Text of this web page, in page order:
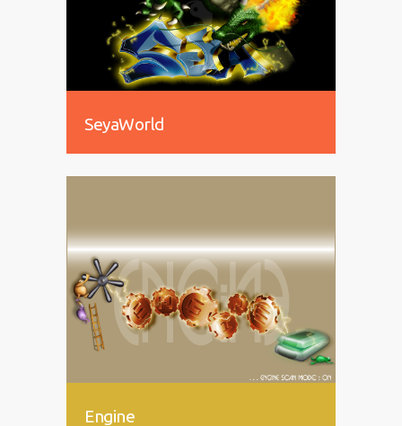
SeyaWorld
Engine